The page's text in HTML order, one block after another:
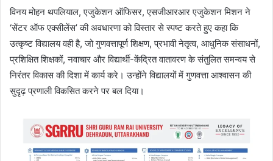
विनय मोहन थपलियाल, एजुकेशन ऑफिसर, एसजीआरआर एजुकेशन मिशन ने
‘सेंटर ऑफ एक्सीलेंस’ की अवधारणा को विस्तार से स्पष्ट करते हुए कहा कि
उत्कृष्ट विद्यालय वही है, जो गुणवत्तापूर्ण शिक्षण, प्रभावी नेतृत्व, आधुनिक संसाधनों,
प्रशिक्षित शिक्षकों, नवाचार और विद्यार्थी-केंद्रित वातावरण के संतुलित समन्वय से
निरंतर विकास की दिशा में कार्य करे। उन्होंने विद्यालयों में गुणवत्ता आश्वासन की
सुदृढ़ प्रणाली विकसित करने पर बल दिया।